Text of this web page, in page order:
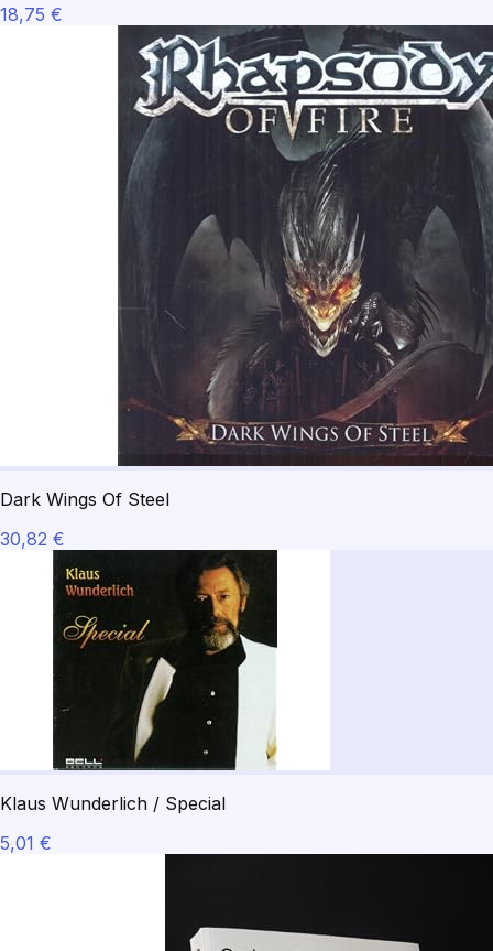
18,75 €
Dark Wings Of Steel
30,82 €
Klaus Wunderlich / Special
5,01 €